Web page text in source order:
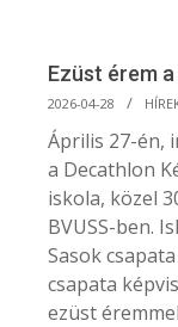
Ezüst érem
2026-
04-
28
2026-04-28
Április 27-én,
a Decathlon
iskola, közel
BVUSS-ben.
Sasok
csapata
ezüst